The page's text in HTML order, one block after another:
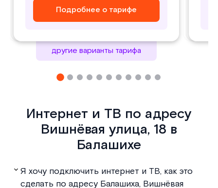
Подробнее о тарифе
Подробнее о тарифе
Подробнее о тарифе
Подробнее о тарифе
другие варианты тарифа
Интернет и ТВ по адресу
Вишнёвая улица, 18 в
Балашихе
Я хочу подключить интернет и ТВ, как это
сделать по адресу Балашиха, Вишнёвая